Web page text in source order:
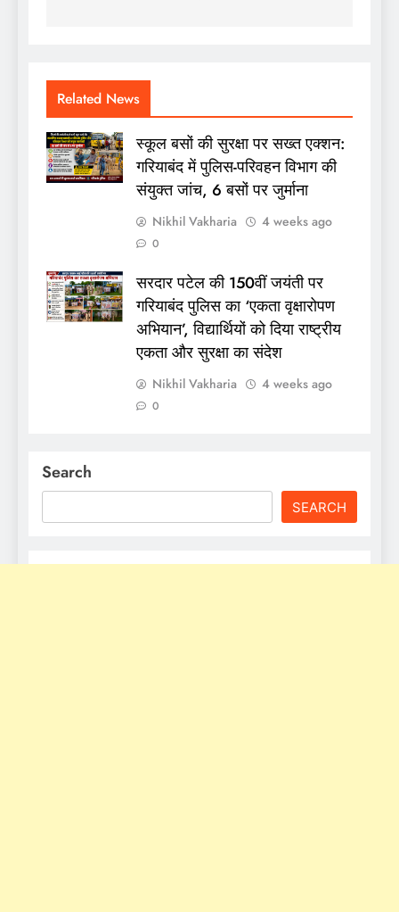
Related News
स्कूल बसों की सुरक्षा पर सख्त एक्शन:
गरियाबंद में पुलिस-परिवहन विभाग की
संयुक्त जांच, 6 बसों पर जुर्माना
Nikhil Vakharia 4 weeks ago
0
सरदार पटेल की 150वीं जयंती पर
गरियाबंद पुलिस का ‘एकता वृक्षारोपण
अभियान’, विद्यार्थियों को दिया राष्ट्रीय
एकता और सुरक्षा का संदेश
Nikhil Vakharia 4 weeks ago
0
Search
SEARCH